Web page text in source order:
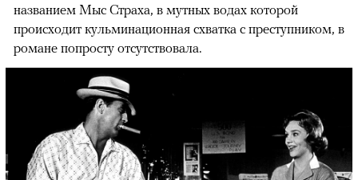
названием Мыс Страха, в мутных водах которой
происходит кульминационная схватка с преступником, в
романе попросту отсутствовала.